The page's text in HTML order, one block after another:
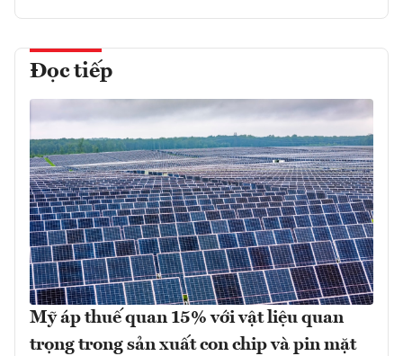
Đọc tiếp
Mỹ áp thuế quan 15% với vật liệu quan
trọng trong sản xuất con chip và pin mặt